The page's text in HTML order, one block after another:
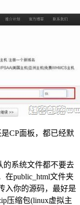
CP面板，都已经默
的系统文件都不要去
在public_html文件夹
入你的源码，最好是
压缩包(linux虚拟主